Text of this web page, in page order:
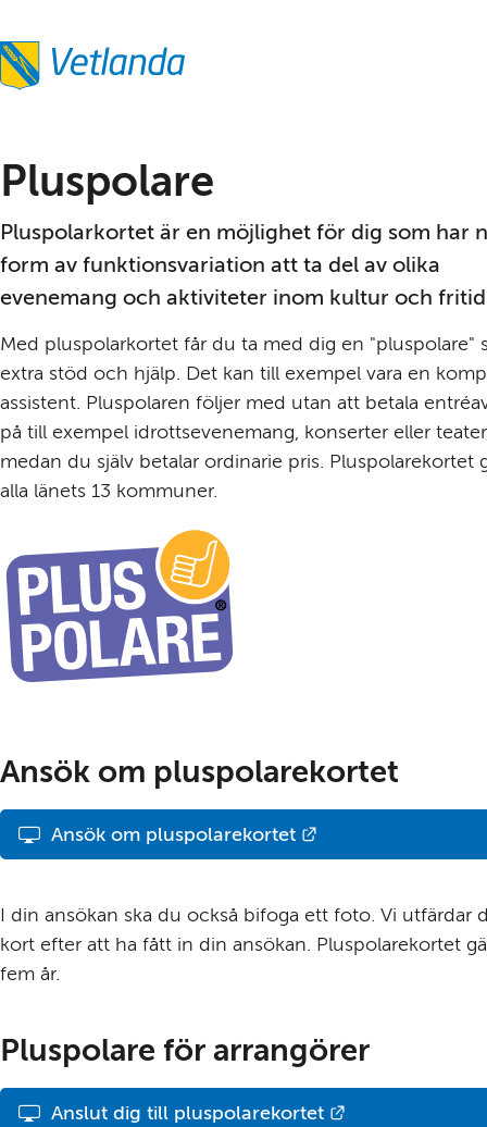
Pluspolare
Pluspolarkortet är en möjlighet för dig som har
form av funktionsvariation att ta del av olika
evenemang och aktiviteter inom kultur och
Med pluspolarkortet får du ta med dig en "pluspolare"
extra stöd och hjälp. Det kan till exempel vara en
assistent. Pluspolaren följer med utan att betala
på till exempel idrottsevenemang, konserter eller
medan du själv betalar ordinarie pris. Pluspolarekortet
alla länets 13 kommuner.
Ansök om pluspolarekortet
Ansök om pluspolarekortet
I din ansökan ska du också bifoga ett foto. Vi utfärdar
kort efter att ha fått in din ansökan. Pluspolarekortet
fem år.
Pluspolare för arrangörer
Anslut dig till pluspolarekortet